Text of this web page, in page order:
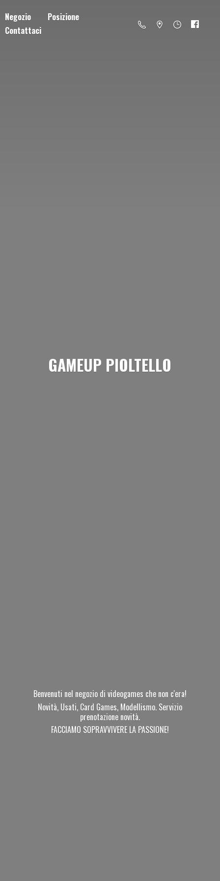
Negozio
Posizione
Contattaci
GAMEUP PIOLTELLO
Benvenuti nel negozio di videogames che non c'era!
Novità, Usati, Card Games, Modellismo. Servizio
prenotazione novità.
FACCIAMO SOPRAVVIVERE LA PASSIONE!